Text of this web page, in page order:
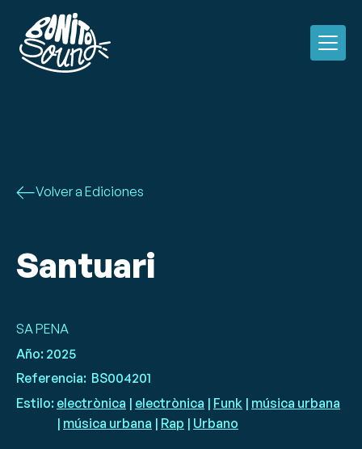
Volver a Ediciones
Santuari
SA PENA
Año: 2025
Referencia: BS004201
Estilo: electrònica | electrònica | Funk | música urbana
| música urbana | Rap | Urbano